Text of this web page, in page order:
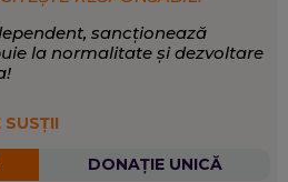
sancționează
la normalitate și dezvoltare
SUSȚII
DONAȚIE UNICĂ